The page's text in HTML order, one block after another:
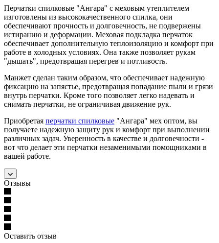
Перчатки спилковые "Ангара" с меховым утеплителем
изготовлены из высококачественного спилка, они
обеспечивают прочность и долговечность, не подвержены
истиранию и деформации. Меховая подкладка перчаток
обеспечивает дополнительную теплоизоляцию и комфорт при
работе в холодных условиях. Она также позволяет рукам
"дышать", предотвращая перегрев и потливость.
Манжет сделан таким образом, что обеспечивает надежную
фиксацию на запястье, предотвращая попадание пыли и грязи
внутрь перчатки. Кроме того позволяет легко надевать и
снимать перчатки, не ограничивая движение рук.
Приобретая перчатки спилковые "Ангара" мех оптом, вы
получаете надежную защиту рук и комфорт при выполнении
различных задач. Уверенность в качестве и долговечности -
вот что делает эти перчатки незаменимыми помощниками в
вашей работе.
Отзывы
Оставить отзыв